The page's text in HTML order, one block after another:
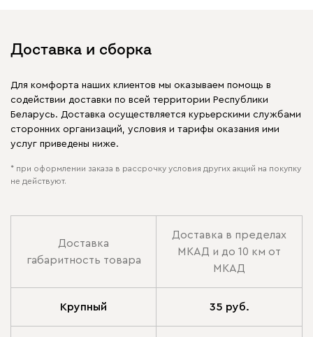
Доставка и сборка
Для комфорта наших клиентов мы оказываем помощь в
содействии доставки по всей территории Республики
Беларусь. Доставка осуществляется курьерскими службами
сторонних организаций, условия и тарифы оказания ими
услуг приведены ниже.
* при оформлении заказа в рассрочку условия других акций на покупку
не действуют.
Доставка
габаритность товара
Доставка в пределах
МКАД и до 10 км от
МКАД
Крупный 35 руб.